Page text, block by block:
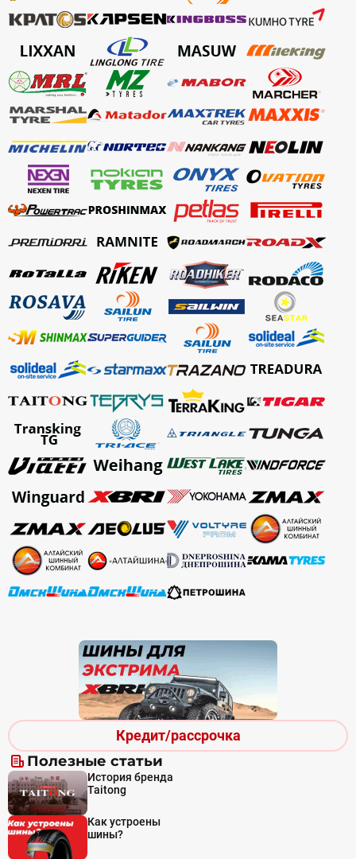
Кредит/рассрочка
Полезные статьи
История бренда
Taitong
Как устроены
шины?